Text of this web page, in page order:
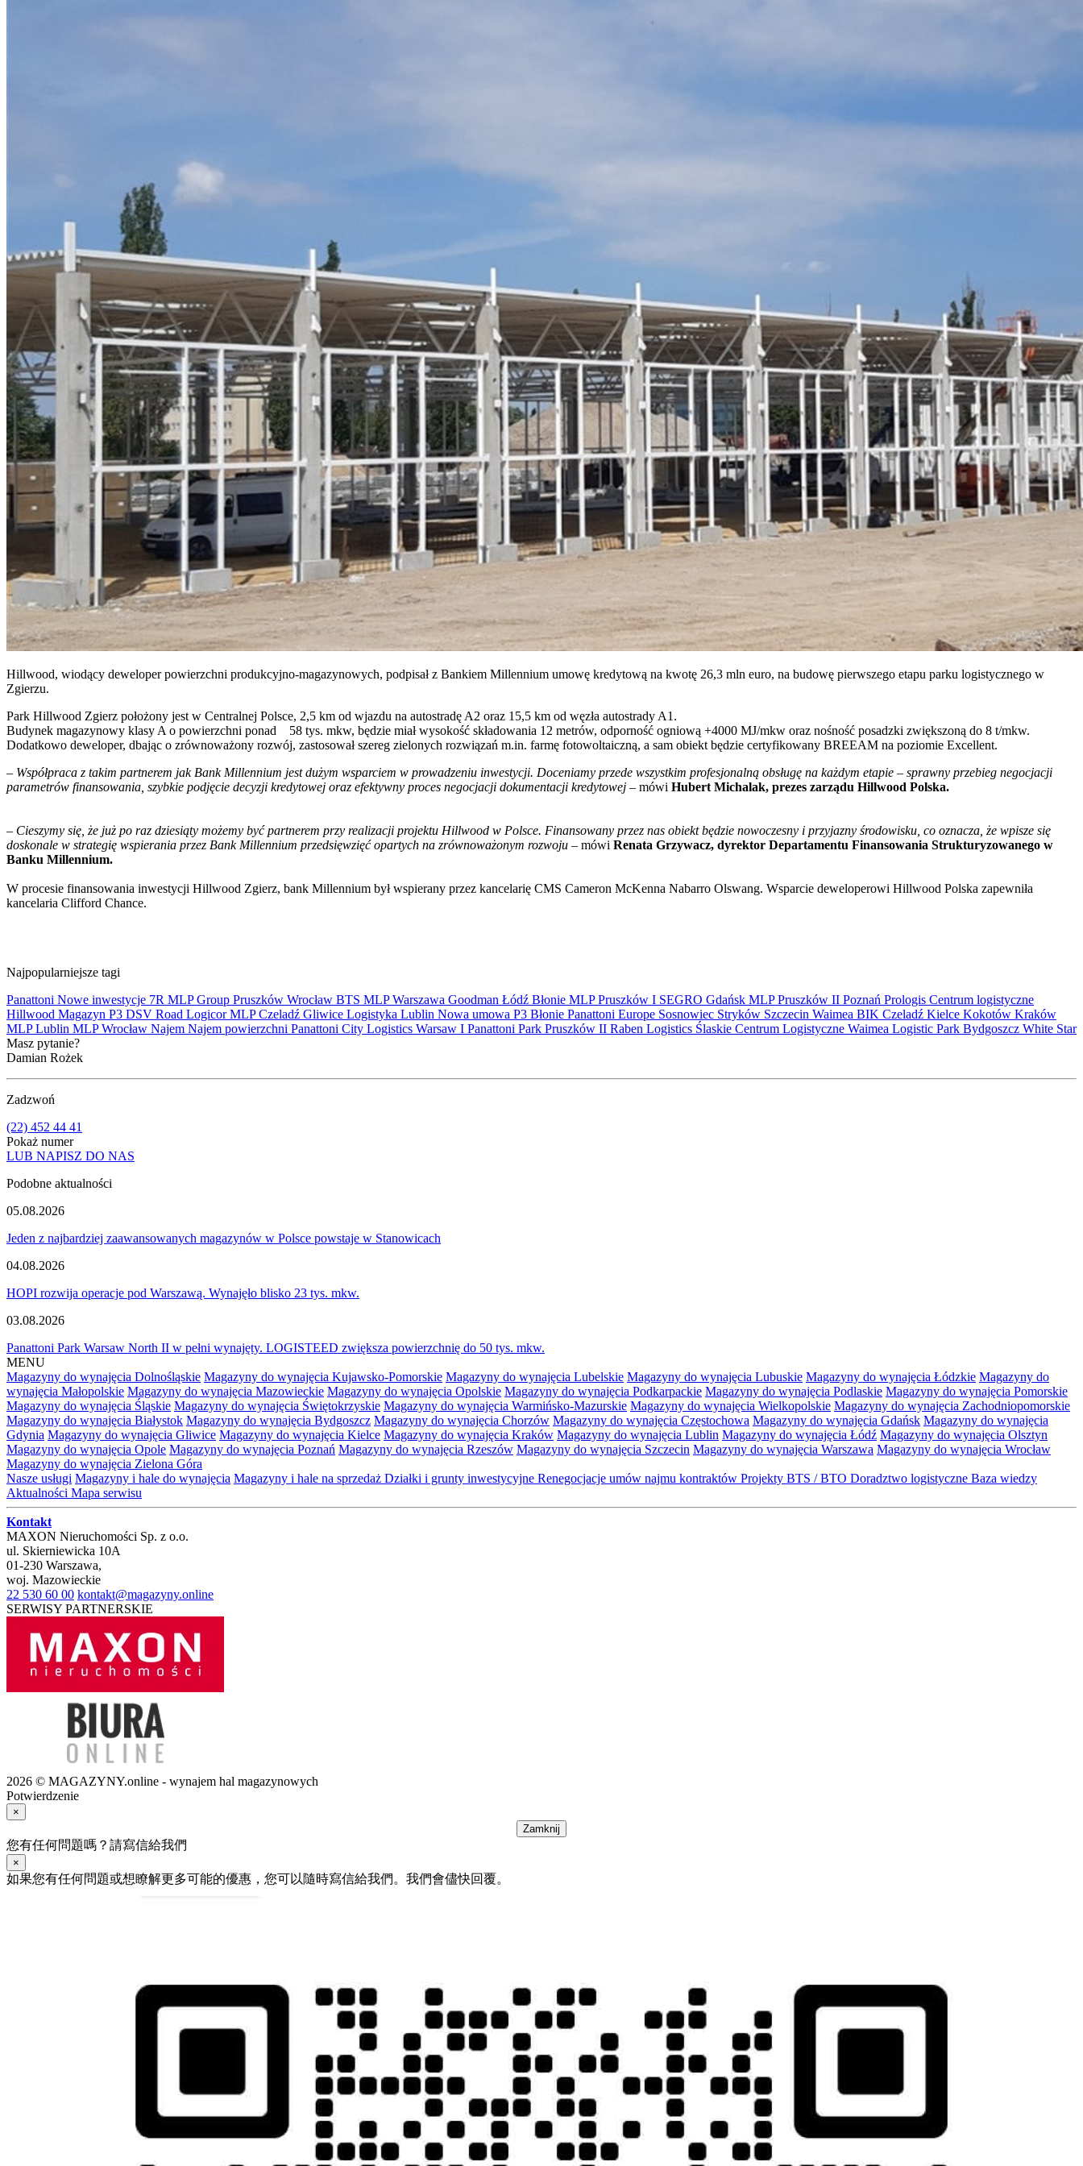
Hillwood, wiodący deweloper powierzchni produkcyjno-magazynowych, podpisał z Bankiem Millennium umowę kredytową na kwotę 26,3 mln euro, na budowę pierwszego etapu parku logistycznego w
Zgierzu.
Park Hillwood Zgierz położony jest w Centralnej Polsce, 2,5 km od wjazdu na autostradę A2 oraz 15,5 km od węzła autostrady A1.
Budynek magazynowy klasy A o powierzchni ponad 58 tys. mkw, będzie miał wysokość składowania 12 metrów, odporność ogniową +4000 MJ/mkw oraz nośność posadzki zwiększoną do 8 t/mkw.
Dodatkowo deweloper, dbając o zrównoważony rozwój, zastosował szereg zielonych rozwiązań m.in. farmę fotowoltaiczną, a sam obiekt będzie certyfikowany BREEAM na poziomie Excellent.
– Współpraca z takim partnerem jak Bank Millennium jest dużym wsparciem w prowadzeniu inwestycji. Doceniamy przede wszystkim profesjonalną obsługę na każdym etapie – sprawny przebieg negocjacji
parametrów finansowania, szybkie podjęcie decyzji kredytowej oraz efektywny proces negocjacji dokumentacji kredytowej – mówi Hubert Michalak, prezes zarządu Hillwood Polska.
– Cieszymy się, że już po raz dziesiąty możemy być partnerem przy realizacji projektu Hillwood w Polsce. Finansowany przez nas obiekt będzie nowoczesny i przyjazny środowisku, co oznacza, że wpisze się
doskonale w strategię wspierania przez Bank Millennium przedsięwzięć opartych na zrównoważonym rozwoju – mówi Renata Grzywacz, dyrektor Departamentu Finansowania Strukturyzowanego w
Banku Millennium.
W procesie finansowania inwestycji Hillwood Zgierz, bank Millennium był wspierany przez kancelarię CMS Cameron McKenna Nabarro Olswang. Wsparcie deweloperowi Hillwood Polska zapewniła
kancelaria Clifford Chance.
Najpopularniejsze tagi
Panattoni Nowe inwestycje 7R MLP Group Pruszków Wrocław BTS MLPWarszawa Goodman Łódź Błonie MLP Pruszków I SEGRO Gdańsk MLP Pruszków II Poznań Prologis Centrum logistyczne
Hillwood Magazyn P3 DSV Road LogicorMLP Czeladź Gliwice Logistyka Lublin Nowa umowa P3 Błonie Panattoni Europe Sosnowiec Stryków Szczecin Waimea BIK Czeladź Kielce Kokotów Kraków
MLP Lublin MLP Wrocław Najem Najem powierzchni Panattoni City Logistics Warsaw I Panattoni Park Pruszków II Raben Logistics Ślaskie Centrum Logistyczne Waimea Logistic Park Bydgoszcz White Star
Masz pytanie?
Damian Rożek
Zadzwoń
(22) 452 44 41
Pokaż numer
LUB NAPISZ DO NAS
Podobne aktualności
05.08.2026
Jeden z najbardziej zaawansowanych magazynów w Polsce powstaje w Stanowicach
04.08.2026
HOPI rozwija operacje pod Warszawą. Wynajęło blisko 23 tys. mkw.
03.08.2026
Panattoni Park Warsaw North II w pełni wynajęty. LOGISTEED zwiększa powierzchnię do 50 tys. mkw.
MENU
Magazyny do wynajęcia Dolnośląskie Magazyny do wynajęcia Kujawsko-Pomorskie Magazyny do wynajęcia Lubelskie Magazyny do wynajęcia Lubuskie Magazyny do wynajęcia Łódzkie Magazyny do
wynajęcia Małopolskie Magazyny do wynajęcia Mazowieckie Magazyny do wynajęcia Opolskie Magazyny do wynajęcia Podkarpackie Magazyny do wynajęcia Podlaskie Magazyny do wynajęcia Pomorskie
Magazyny do wynajęcia Śląskie Magazyny do wynajęcia Świętokrzyskie Magazyny do wynajęcia Warmińsko-Mazurskie Magazyny do wynajęcia Wielkopolskie Magazyny do wynajęcia Zachodniopomorskie
Magazyny do wynajęcia Białystok Magazyny do wynajęcia Bydgoszcz Magazyny do wynajęcia Chorzów Magazyny do wynajęcia Częstochowa Magazyny do wynajęcia Gdańsk Magazyny do wynajęcia
Gdynia Magazyny do wynajęcia Gliwice Magazyny do wynajęcia Kielce Magazyny do wynajęcia Kraków Magazyny do wynajęcia Lublin Magazyny do wynajęcia Łódź Magazyny do wynajęcia Olsztyn
Magazyny do wynajęcia Opole Magazyny do wynajęcia Poznań Magazyny do wynajęcia Rzeszów Magazyny do wynajęcia Szczecin Magazyny do wynajęcia Warszawa Magazyny do wynajęcia Wrocław
Magazyny do wynajęcia Zielona Góra
Nasze usługi Magazyny i hale do wynajęcia Magazyny i hale na sprzedaż Działki i grunty inwestycyjne Renegocjacje umów najmu kontraktów Projekty BTS / BTO Doradztwo logistyczne Baza wiedzy
Aktualności Mapa serwisu
Kontakt
MAXON Nieruchomości Sp. z o.o.
ul. Skierniewicka 10A
01-230 Warszawa,
woj. Mazowieckie
22 530 60 00 kontakt@magazyny.online
SERWISY PARTNERSKIE
2026 © MAGAZYNY.online - wynajem hal magazynowych
Potwierdzenie
×
Zamknij
您有任何問題嗎？請寫信給我們
×
如果您有任何問題或想瞭解更多可能的優惠，您可以隨時寫信給我們。我們會儘快回覆。